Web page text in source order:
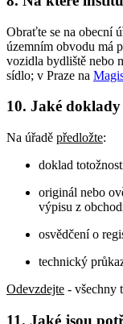
Obraťte se na obecní
územním obvodu má
vozidla bydliště nebo
sídlo; v Praze na
10. Jaké doklady
Na úřadě předložte:
doklad
originál nebo
výpisu z
osvědčení o
technický
Odevzdejte - všechny
11. Jaké jsou